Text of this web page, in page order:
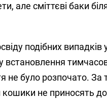
але сміттєві баки
подібних випадків
встановлення
не було розпочато. За
кошики не приносять